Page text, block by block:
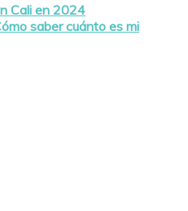
Cali en 2024
saber cuánto es mi